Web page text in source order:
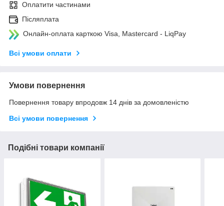
Оплатити частинами
Післяплата
Онлайн-оплата карткою Visa, Mastercard - LiqPay
Всі умови оплати
Умови повернення
Повернення товару впродовж 14 днів за домовленістю
Всі умови повернення
Подібні товари компанії